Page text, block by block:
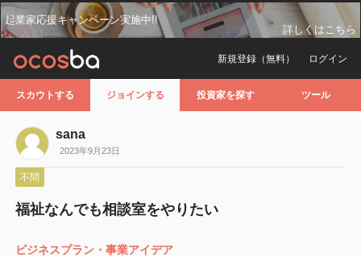
起業家応援キャンペーン実施中!!
詳しくはこちら
ログイン
新規登録（無料）
スカウトする ジョインする 投資家を探す ツール
sana
2023年9月23日
不問
福祉なんでも相談室をやりたい
ビジネスプラン・事業アイデア